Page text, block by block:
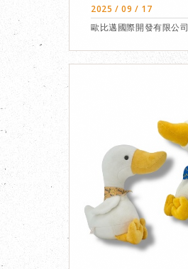
2025 / 09 / 17
歐比邁國際開發有限公司